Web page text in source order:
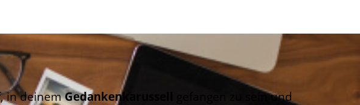
in deinemGedankenkarussell
gefangen zu sein und